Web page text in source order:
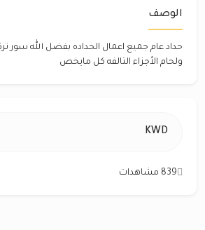
الوصف
حداد عام جميع اعمال الحداده بفضل الله سور
ولحام الأجزاء التالفه كل مايخص
KWD
839 مشاهدات